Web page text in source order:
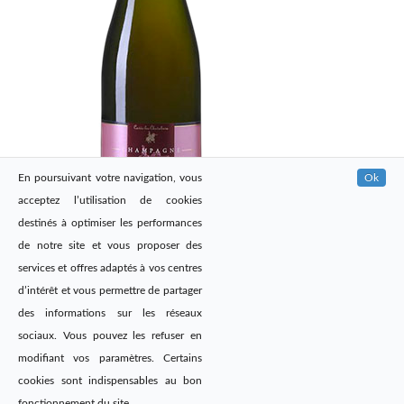
En poursuivant votre navigation, vous
acceptez l’utilisation de cookies
destinés à optimiser les performances
de notre site et vous proposer des
services et offres adaptés à vos centres
d’intérêt et vous permettre de partager
des informations sur les réseaux
sociaux. Vous pouvez les refuser en
modifiant vos paramètres. Certains
cookies sont indispensables au bon
Ok